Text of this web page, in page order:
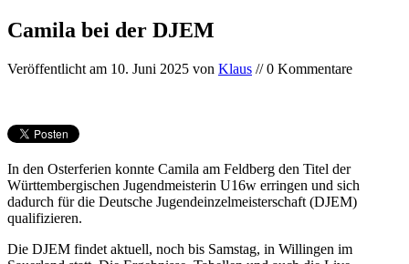
Camila bei der DJEM
Veröffentlicht am 10. Juni 2025 von Klaus // 0 Kommentare
In den Osterferien konnte Camila am Feldberg den Titel der
Württembergischen Jugendmeisterin U16w erringen und sich
dadurch für die Deutsche Jugendeinzelmeisterschaft (DJEM)
qualifizieren.
Die DJEM findet aktuell, noch bis Samstag, in Willingen im